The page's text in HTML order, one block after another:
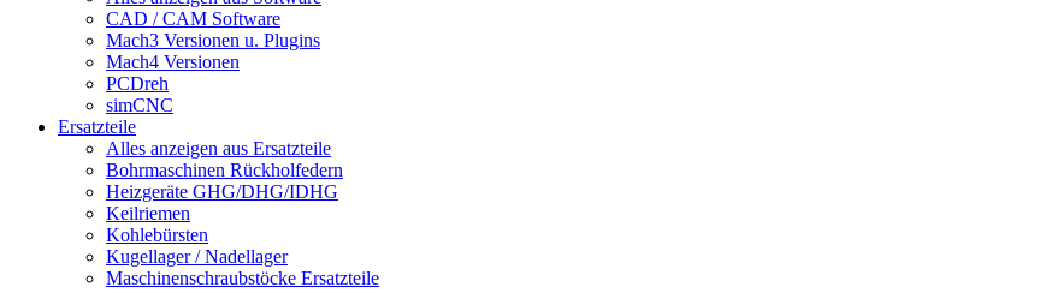
CAD / CAM Software
Mach3 Versionen u. Plugins
Mach4 Versionen
PCDreh
simCNC
Ersatzteile
Alles anzeigen aus Ersatzteile
Bohrmaschinen Rückholfedern
Heizgeräte GHG/DHG/IDHG
Keilriemen
Kohlebürsten
Kugellager / Nadellager
Maschinenschraubstöcke Ersatzteile